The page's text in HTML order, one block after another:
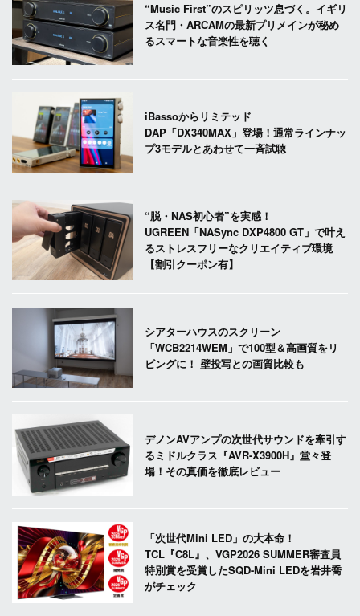
“Music First”のスピリッツ息づく。イギリ
ス名門・ARCAMの最新プリメインが秘め
るスマートな音楽性を聴く
iBassoからリミテッド
DAP「DX340MAX」登場！通常ラインナッ
プ3モデルとあわせて一斉試聴
“脱・NAS初心者”を実感！
UGREEN「NASync DXP4800 GT」で叶え
るストレスフリーなクリエイティブ環境
【割引クーポン有】
シアターハウスのスクリーン
「WCB2214WEM」で100型＆高画質をリ
ビングに！ 壁投写との画質比較も
デノンAVアンプの次世代サウンドを牽引す
るミドルクラス『AVR-X3900H』堂々登
場！その真価を徹底レビュー
「次世代Mini LED」の大本命！
TCL『C8L』、VGP2026 SUMMER審査員
特別賞を受賞したSQD-Mini LEDを岩井喬
がチェック